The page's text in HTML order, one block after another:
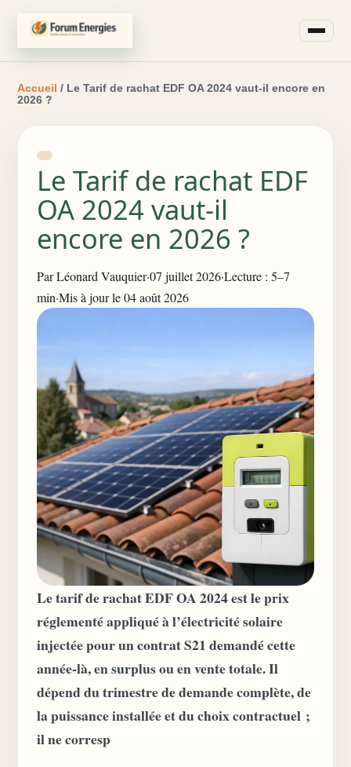
Accueil / Le Tarif de rachat EDF OA 2024 vaut-il encore en
2026 ?
Le Tarif de rachat EDF
OA 2024 vaut-il
encore en 2026 ?
ParLéonard Vauquier·07 juillet 2026·Lecture : 5–7
min·Mis à jour le 04 août 2026
Le tarif de rachat EDF OA 2024 est le prix
réglementé appliqué à l’électricité solaire
injectée pour un contrat S21 demandé cette
année-là, en surplus ou en vente totale. Il
dépend du trimestre de demande complète, de
la puissance installée et du choix contractuel ;
il ne corresp